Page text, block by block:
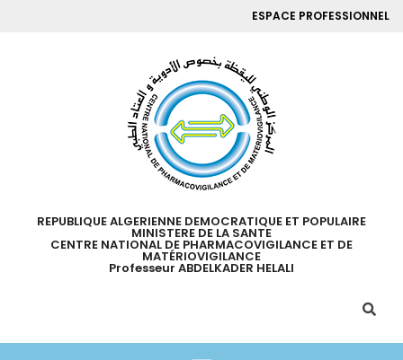
ESPACE PROFESSIONNEL
REPUBLIQUE ALGERIENNE DEMOCRATIQUE ET POPULAIRE
MINISTERE DE LA SANTE
CENTRE NATIONAL DE PHARMACOVIGILANCE ET DE
MATÉRIOVIGILANCE
Professeur ABDELKADER HELALI